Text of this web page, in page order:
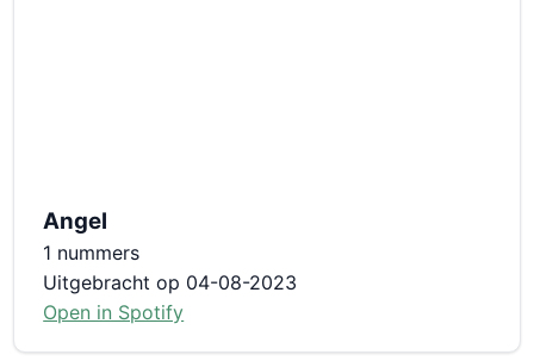
Angel
1 nummers
Uitgebracht op 04-08-2023
Open in Spotify